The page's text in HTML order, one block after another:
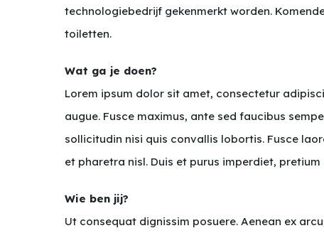
technologiebedrijf gekenmerkt worden.
toiletten.
Wat ga je doen?
Lorem ipsum dolor sit amet, consectetur
augue. Fusce maximus, ante sed faucibus
sollicitudin nisi quis convallis lobortis. Fusce
et pharetra nisl. Duis et purus imperdiet,
Wie ben jij?
Ut consequat dignissim posuere. Aenean ex